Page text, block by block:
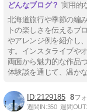
実用的
北海道旅行や季節の編
トの楽しさを伝えるブ
やアレンジ例を紹介し
す。インスタライブや
両面から魅力的な作品
体験談を通じて、温か
2129185 8
週間IN:350 週間OUT: